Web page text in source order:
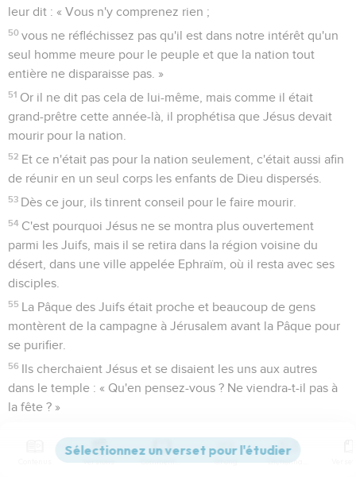
leur dit : « Vous n'y comprenez rien ;
50 vous ne réfléchissez pas qu'il est dans notre intérêt qu'un
seul homme meure pour le peuple et que la nation tout
entière ne disparaisse pas. »
51 Or il ne dit pas cela de lui-même, mais comme il était
grand-prêtre cette année-là, il prophétisa que Jésus devait
mourir pour la nation.
52 Et ce n'était pas pour la nation seulement, c'était aussi afin
de réunir en un seul corps les enfants de Dieu dispersés.
53 Dès ce jour, ils tinrent conseil pour le faire mourir.
54 C'est pourquoi Jésus ne se montra plus ouvertement
parmi les Juifs, mais il se retira dans la région voisine du
désert, dans une ville appelée Ephraïm, où il resta avec ses
disciples.
55 La Pâque des Juifs était proche et beaucoup de gens
montèrent de la campagne à Jérusalem avant la Pâque pour
se purifier.
56 Ils cherchaient Jésus et se disaient les uns aux autres
dans le temple : « Qu'en pensez-vous ? Ne viendra-t-il pas à
la fête ? »
l'ordre que, si quelqu'un savait où était Jésus, il le dénonce,
Versions Commentaires Strong